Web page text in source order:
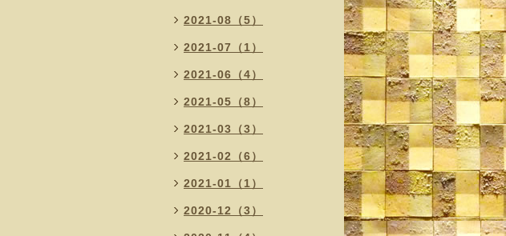
2021-08（5）
2021-07（1）
2021-06（4）
2021-05（8）
2021-03（3）
2021-02（6）
2021-01（1）
2020-12（3）